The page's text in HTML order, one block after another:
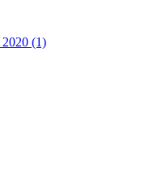
2020 (1)